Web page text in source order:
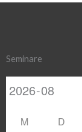
Seminare
M D